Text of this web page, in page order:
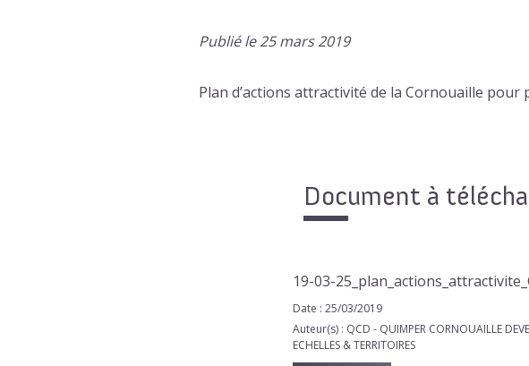
Publié le 25 mars 2019
Plan d’actions attractivité de la Cornouaille
Document à
19-03-
Date : 25/03/2019
Auteur(s) : QCD - QUIMPER CORNOUAILLE
ECHELLES & TERRITOIRES